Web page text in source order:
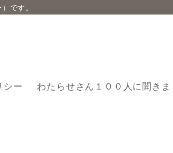
です。
シー わたらせさん１００人に聞きま